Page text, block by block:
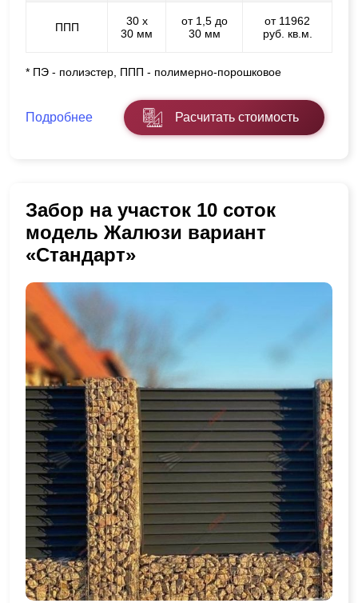
ППП
30 х
30 мм
от 1,5 до
30 мм
от 11962
руб. кв.м.
* ПЭ - полиэстер, ППП - полимерно-порошковое
Подробнее Расчитать стоимость
Забор на участок 10 соток
модель Жалюзи вариант
«Стандарт»